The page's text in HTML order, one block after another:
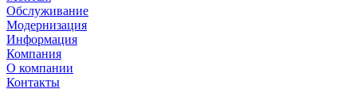
Обслуживание
Модернизация
Информация
Компания
О компании
Контакты